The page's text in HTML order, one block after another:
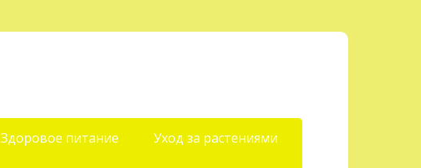
Здоровое питание Уход за растениями